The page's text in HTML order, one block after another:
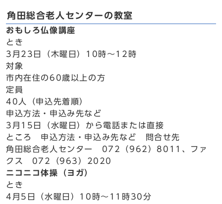
角田総合老人センターの教室
おもしろ仏像講座
とき
3月23日（木曜日）10時～12時
対象
市内在住の60歳以上の方
定員
40人（申込先着順）
申込方法・申込み先など
3月15日（水曜日）から電話または直接
ところ 申込方法・申込み先など 問合せ先
角田総合老人センター 072（962）8011、ファ
クス 072（963）2020
ニコニコ体操（ヨガ）
とき
4月5日（水曜日）10時～11時30分